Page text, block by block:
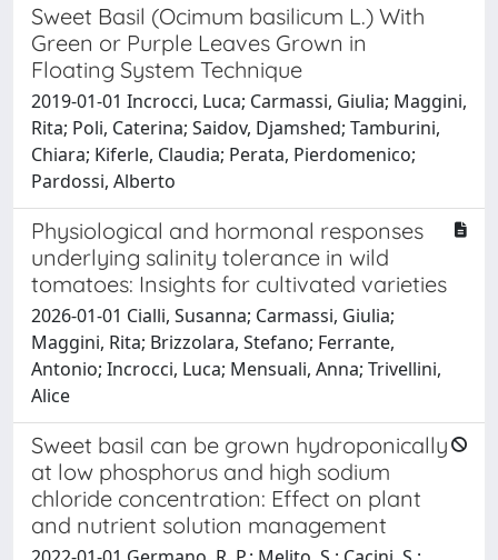
Sweet Basil (Ocimum basilicum L.) With
Green or Purple Leaves Grown in
Floating System Technique
2019-01-01 Incrocci, Luca; Carmassi, Giulia; Maggini,
Rita; Poli, Caterina; Saidov, Djamshed; Tamburini,
Chiara; Kiferle, Claudia; Perata, Pierdomenico;
Pardossi, Alberto
Physiological and hormonal responses
underlying salinity tolerance in wild
tomatoes: Insights for cultivated varieties
2026-01-01 Cialli, Susanna; Carmassi, Giulia;
Maggini, Rita; Brizzolara, Stefano; Ferrante,
Antonio; Incrocci, Luca; Mensuali, Anna; Trivellini,
Alice
Sweet basil can be grown hydroponically
at low phosphorus and high sodium
chloride concentration: Effect on plant
and nutrient solution management